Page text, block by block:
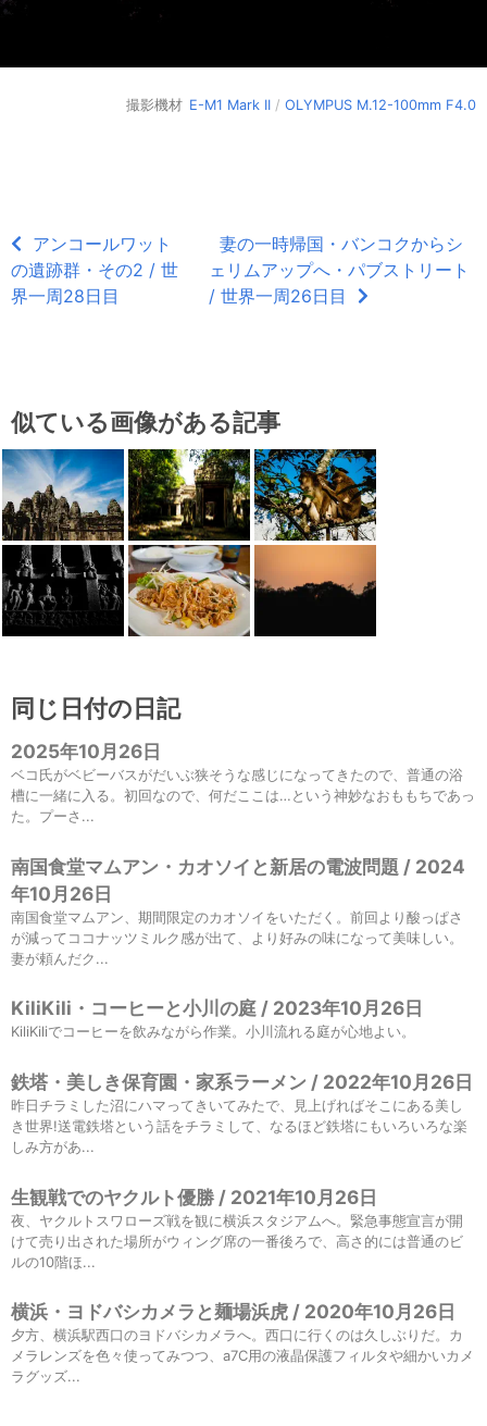
撮影機材 E-M1 Mark II / OLYMPUS M.12-100mm F4.0
アンコールワット
の遺跡群・その2 / 世
界一周28日目
妻の一時帰国・バンコクからシ
ェリムアップへ・パブストリート
/ 世界一周26日目
似ている画像がある記事
同じ日付の日記
2025年10月26日
ベコ氏がベビーバスがだいぶ狭そうな感じになってきたので、普通の浴
槽に一緒に入る。初回なので、何だここは…という神妙なおももちであっ
た。プーさ...
南国食堂マムアン・カオソイと新居の電波問題 / 2024
年10月26日
南国食堂マムアン、期間限定のカオソイをいただく。前回より酸っぱさ
が減ってココナッツミルク感が出て、より好みの味になって美味しい。
妻が頼んだク...
KiliKili・コーヒーと小川の庭 / 2023年10月26日
KiliKiliでコーヒーを飲みながら作業。小川流れる庭が心地よい。
鉄塔・美しき保育園・家系ラーメン / 2022年10月26日
昨日チラミした沼にハマってきいてみたで、見上げればそこにある美し
き世界!送電鉄塔という話をチラミして、なるほど鉄塔にもいろいろな楽
しみ方があ...
生観戦でのヤクルト優勝 / 2021年10月26日
夜、ヤクルトスワローズ戦を観に横浜スタジアムへ。緊急事態宣言が開
けて売り出された場所がウィング席の一番後ろで、高さ的には普通のビ
ルの10階ほ...
横浜・ヨドバシカメラと麺場浜虎 / 2020年10月26日
夕方、横浜駅西口のヨドバシカメラへ。西口に行くのは久しぶりだ。カ
メラレンズを色々使ってみつつ、a7C用の液晶保護フィルタや細かいカメ
ラグッズ...